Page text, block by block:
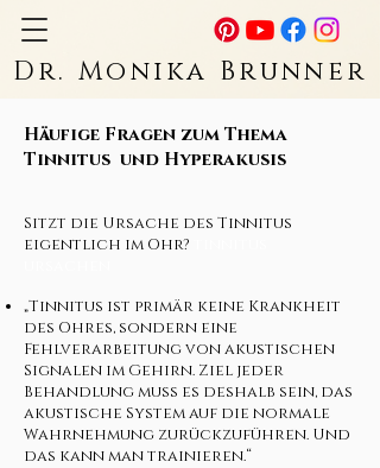
Dr. Monika Brunner
Häufige Fragen zum Thema
Tinnitus und Hyperakusis
Sitzt die Ursache des Tinnitus
eigentlich im Ohr?
„Tinnitus ist primär keine Krankheit
des Ohres, sondern eine
Fehlverarbeitung von akustischen
Signalen im Gehirn. Ziel jeder
Behandlung muss es deshalb sein, das
akustische System auf die normale
Wahrnehmung zurückzuführen. Und
das kann man trainieren.“